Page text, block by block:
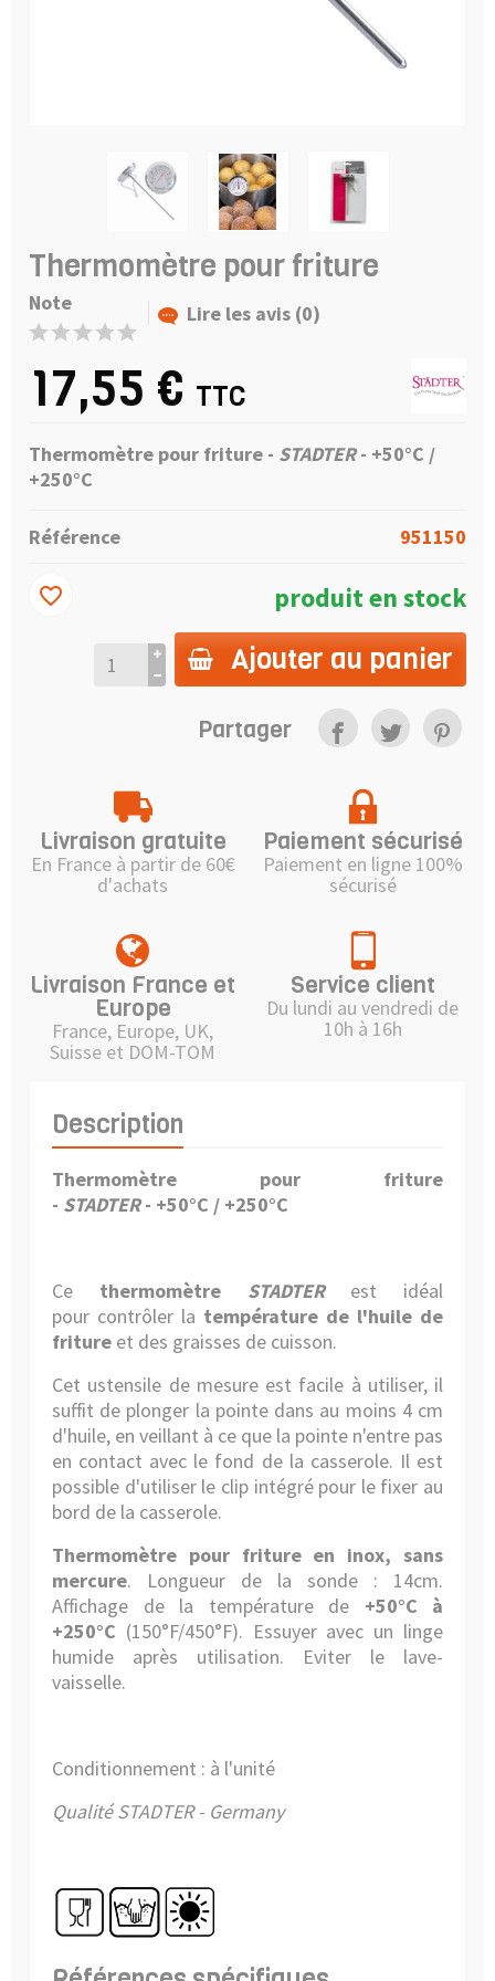
Thermomètre pour friture
Note Lire les avis (0)
17,55 € TTC
Thermomètre pour friture - STADTER- +50°C /
+250°C
Référence 951150
produit en stock
Ajouter au panier
favorite_border
Partager
Livraison gratuite
En France à partir de 60€
d'achats
Paiement sécurisé
Paiement en ligne 100%
sécurisé
Livraison France et
Europe
France, Europe, UK,
Suisse et DOM-TOM
Service client
Du lundi au vendredi de
10h à 16h
Description
Thermomètre pour friture
- STADTER- +50°C / +250°C
Ce thermomètre STADTERest idéal
pour contrôler la température de l'huile de
friture et des graisses de cuisson.
Cet ustensile de mesure est facile à utiliser, il
suffit de plonger la pointe dans au moins 4 cm
d'huile, en veillant à ce que la pointe n'entre pas
en contact avec le fond de la casserole. Il est
possible d'utiliser le clip intégré pour le fixer au
bord de la casserole.
Thermomètre pour friture en inox, sans
mercure. Longueur de la sonde : 14cm.
Affichage de la température de +50°C à
+250°C (150°F/450°F). Essuyer avec un linge
humide après utilisation. Eviter le lave-
vaisselle.
Conditionnement : à l'unité
Qualité STADTER - Germany